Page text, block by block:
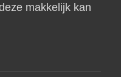
makkelijk kan